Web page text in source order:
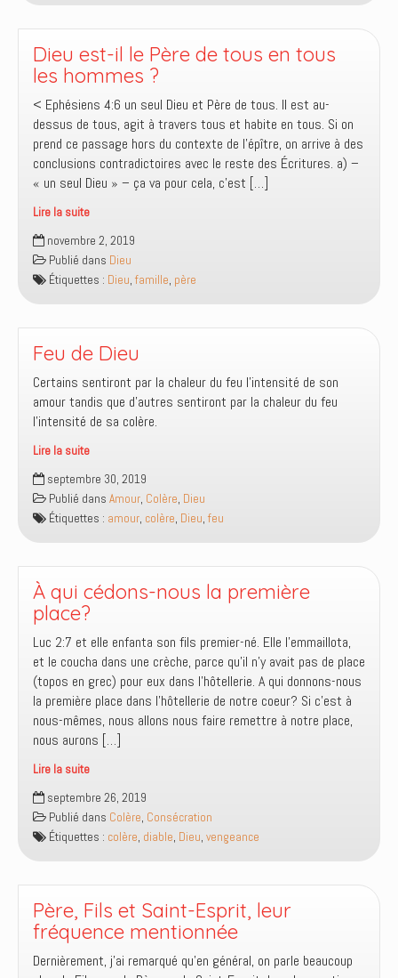
Dieu est-il le Père de tous en tous
les hommes ?
< Ephésiens 4:6 un seul Dieu et Père de tous. Il est au-
dessus de tous, agit à travers tous et habite en tous. Si on
prend ce passage hors du contexte de l’épître, on arrive à des
conclusions contradictoires avec le reste des Écritures. a) –
« un seul Dieu » – ça va pour cela, c’est […]
Lire la suite
Dieu
est-
il
le
de
tous
tous
les
hommes
?
novembre 2, 2019
Publié dans Dieu
Étiquettes : Dieu, famille, père
Feu de Dieu
Certains sentiront par la chaleur du feu l’intensité de son
amour tandis que d’autres sentiront par la chaleur du feu
l’intensité de sa colère.
Lire la suite
Feu
de
Dieu
septembre 30, 2019
Publié dans Amour, Colère, Dieu
Étiquettes : amour, colère, Dieu, feu
À qui cédons-nous la première
place?
Luc 2:7 et elle enfanta son fils premier-né. Elle l’emmaillota,
et le coucha dans une crèche, parce qu’il n’y avait pas de place
(topos en grec) pour eux dans l’hôtellerie. A qui donnons-nous
la première place dans l’hôtellerie de notre coeur? Si c’est à
nous-mêmes, nous allons nous faire remettre à notre place,
nous aurons […]
Lire la suite
À
qui
cédons-
nous
première
place?
septembre 26, 2019
Publié dans Colère, Consécration
Étiquettes : colère, diable, Dieu, vengeance
Père, Fils et Saint-Esprit, leur
fréquence mentionnée
Dernièrement, j’ai remarqué qu’en général, on parle beaucoup